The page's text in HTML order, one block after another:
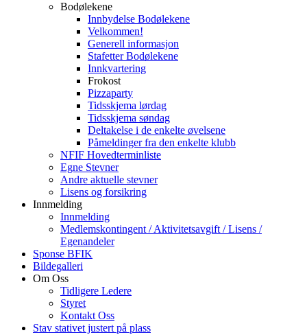
Bodølekene
Innbydelse Bodølekene
Velkommen!
Generell informasjon
Stafetter Bodølekene
Innkvartering
Frokost
Pizzaparty
Tidsskjema lørdag
Tidsskjema søndag
Deltakelse i de enkelte øvelsene
Påmeldinger fra den enkelte klubb
NFIF Hovedterminliste
Egne Stevner
Andre aktuelle stevner
Lisens og forsikring
Innmelding
Innmelding
Medlemskontingent / Aktivitetsavgift / Lisens /
Egenandeler
Sponse BFIK
Bildegalleri
Om Oss
Tidligere Ledere
Styret
Kontakt Oss
Stav stativet justert på plass